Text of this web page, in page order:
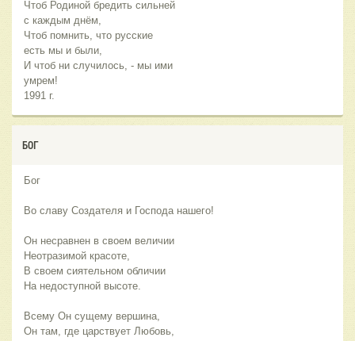
Чтоб Родиной бредить сильней
с каждым днём,
Чтоб помнить, что русские
есть мы и были,
И чтоб ни случилось, - мы ими
умрем!
1991 г.
БОГ
Бог
Во славу Создателя и Господа нашего!
Он несравнен в своем величии
Неотразимой красоте,
В своем сиятельном обличии
На недоступной высоте.
Всему Он сущему вершина,
Он там, где царствует Любовь,